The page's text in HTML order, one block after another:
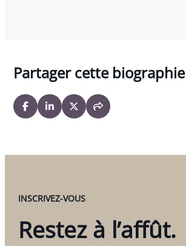
Partager cette biographie
INSCRIVEZ-VOUS
Restez à l’affût.